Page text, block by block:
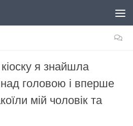
я знайшла
над головою і вперше
мій чоловік та